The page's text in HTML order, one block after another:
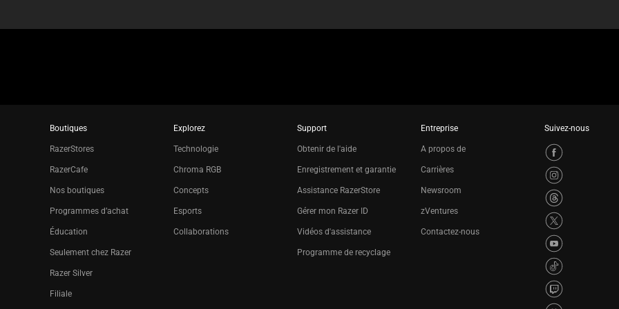
Boutiques
RazerStores
RazerCafe
Nos boutiques
Programmes d’achat
Éducation
Seulement chez Razer
Razer Silver
Filiale
Explorez
Technologie
Chroma RGB
Concepts
Esports
Collaborations
Support
Obtenir de l'aide
Enregistrement et garantie
Assistance RazerStore
Gérer mon Razer ID
Vidéos d'assistance
Programme de recyclage
Entreprise
A propos de
Carrières
Newsroom
zVentures
Contactez-nous
Suivez-nous